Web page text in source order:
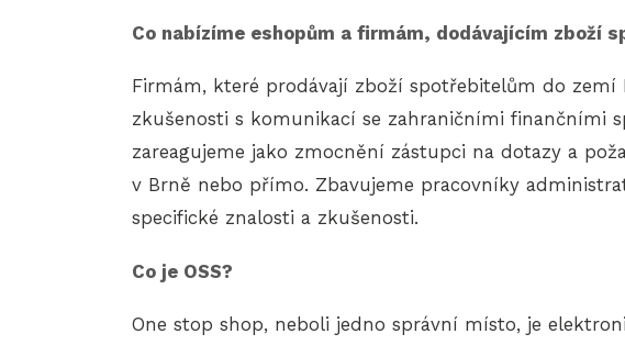
Co nabízíme eshopům a firmám, dodávajícím zboží
Firmám, které prodávají zboží spotřebitelům do
zkušenosti s komunikací se zahraničními finančními
zareagujeme jako zmocnění zástupci na dotazy a
v Brně nebo přímo. Zbavujeme pracovníky
specifické znalosti a zkušenosti.
Co je OSS?
One stop shop, neboli jedno správní místo, je